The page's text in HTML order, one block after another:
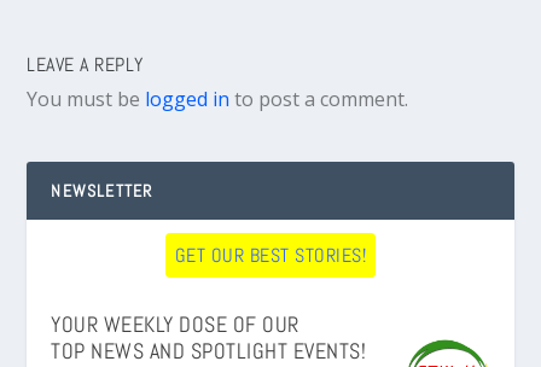
LEAVE A REPLY
You must be logged in to post a comment.
NEWSLETTER
GET OUR BEST STORIES!
YOUR WEEKLY DOSE OF OUR
TOP NEWS AND SPOTLIGHT EVENTS!